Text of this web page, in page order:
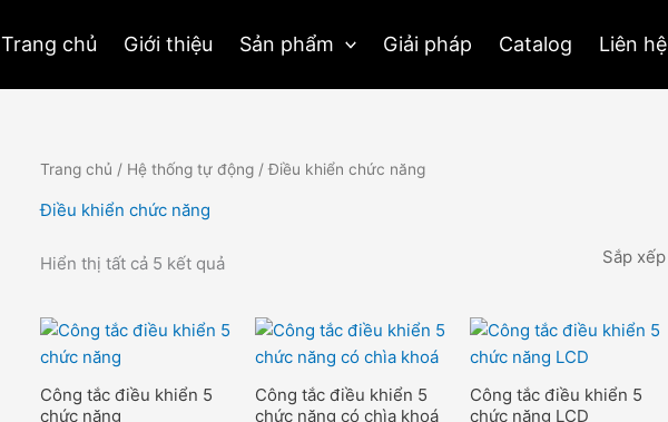
Trang chủ Giới thiệu Sản phẩm Giải pháp Catalog Liên hệ
Trang chủ / Hệ thống tự động / Điều khiển chức năng
Điều khiển chức năng
Hiển thị tất cả 5 kết quả
Công tắc điều khiển 5
chức năng
Công tắc điều khiển 5
chức năng có chìa khoá
Công tắc điều khiển 5
chức năng LCD